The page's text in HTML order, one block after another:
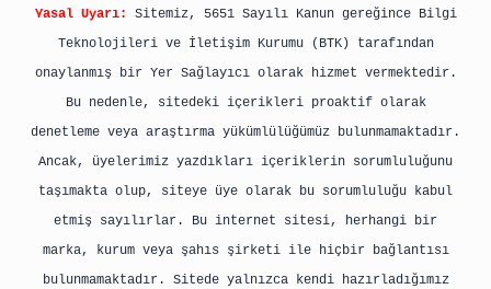
Yasal Uyarı:
Sitemiz, 5651 Sayılı Kanun gereğince Bilgi
Teknolojileri ve İletişim Kurumu (BTK) tarafından
onaylanmış bir Yer Sağlayıcı olarak hizmet vermektedir.
Bu nedenle, sitedeki içerikleri proaktif olarak
denetleme veya araştırma yükümlülüğümüz bulunmamaktadır.
Ancak, üyelerimiz yazdıkları içeriklerin sorumluluğunu
taşımakta olup, siteye üye olarak bu sorumluluğu kabul
etmiş sayılırlar. Bu internet sitesi, herhangi bir
marka, kurum veya şahıs şirketi ile hiçbir bağlantısı
bulunmamaktadır. Sitede yalnızca kendi hazırladığımız